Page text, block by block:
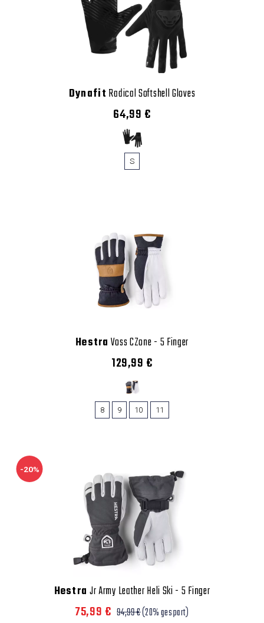
Dynafit Radical Softshell Gloves
64,99 €
S
Hestra Voss CZone - 5 Finger
129,99 €
8 9 10 11
-20%
Hestra Jr Army Leather Heli Ski - 5 Finger
75,99 € 94,99 €(20% gespart)